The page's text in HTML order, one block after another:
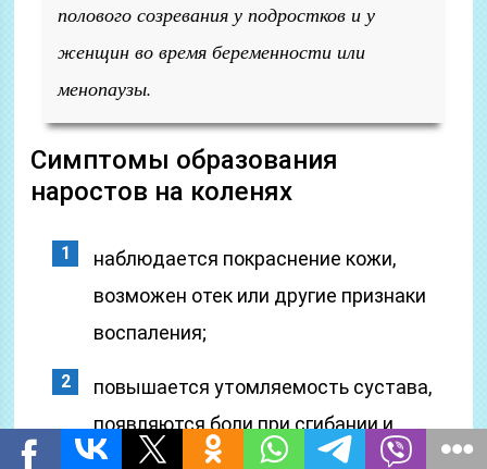
полового созревания у подростков и у
женщин во время беременности или
менопаузы.
Симптомы образования
наростов на коленях
наблюдается покраснение кожи,
возможен отек или другие признаки
воспаления;
повышается утомляемость сустава,
появляются боли при сгибании и
разгибании колена;